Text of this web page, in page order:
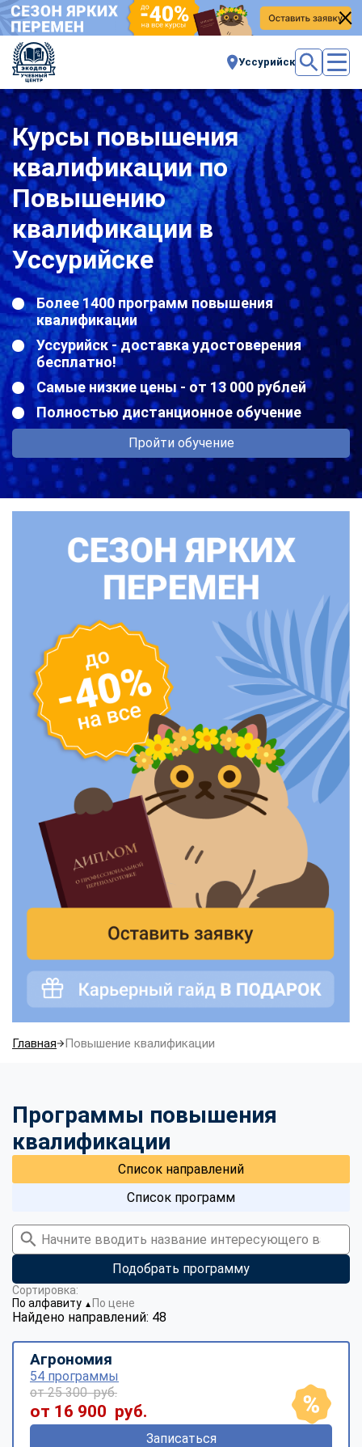
Уссурийск
Курсы повышения
квалификации по
Повышению
квалификации в
Уссурийске
Более 1400 программ повышения
квалификации
Уссурийск - доставка удостоверения
бесплатно!
Самые низкие цены - от 13 000 рублей
Полностью дистанционное обучение
Пройти обучение
Главная Повышение квалификации
Программы повышения
квалификации
Список направлений
Список программ
Подобрать программу
Найдено направлений: 48
Сортировка:
По алфавиту ▼ По цене
Агрономия
54 программы
от 25 300 руб.
от 16 900 руб.
Записаться